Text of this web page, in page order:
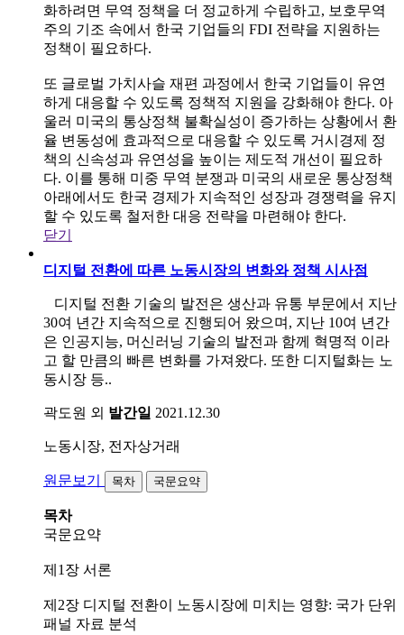
화하려면 무역 정책을 더 정교하게 수립하고, 보호무역
주의 기조 속에서 한국 기업들의 FDI 전략을 지원하는
정책이 필요하다.
또 글로벌 가치사슬 재편 과정에서 한국 기업들이 유연
하게 대응할 수 있도록 정책적 지원을 강화해야 한다. 아
울러 미국의 통상정책 불확실성이 증가하는 상황에서 환
율 변동성에 효과적으로 대응할 수 있도록 거시경제 정
책의 신속성과 유연성을 높이는 제도적 개선이 필요하
다. 이를 통해 미중 무역 분쟁과 미국의 새로운 통상정책
아래에서도 한국 경제가 지속적인 성장과 경쟁력을 유지
할 수 있도록 철저한 대응 전략을 마련해야 한다.
닫기
디지털 전환에 따른 노동시장의 변화와 정책 시사점
디지털 전환 기술의 발전은 생산과 유통 부문에서 지난
30여 년간 지속적으로 진행되어 왔으며, 지난 10여 년간
은 인공지능, 머신러닝 기술의 발전과 함께 혁명적 이라
고 할 만큼의 빠른 변화를 가져왔다. 또한 디지털화는 노
동시장 등..
곽도원 외 발간일 2021.12.30
노동시장, 전자상거래
원문보기 목차 국문요약
목차
국문요약
제1장 서론
제2장 디지털 전환이 노동시장에 미치는 영향: 국가 단위
패널 자료 분석